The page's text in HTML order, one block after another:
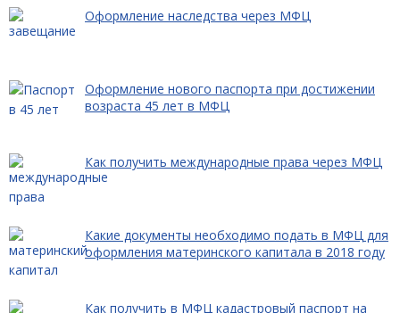
Оформление наследства через МФЦ
Оформление нового паспорта при достижении
возраста 45 лет в МФЦ
Как получить международные права через МФЦ
Какие документы необходимо подать в МФЦ для
оформления материнского капитала в 2018 году
Как получить в МФЦ кадастровый паспорт на